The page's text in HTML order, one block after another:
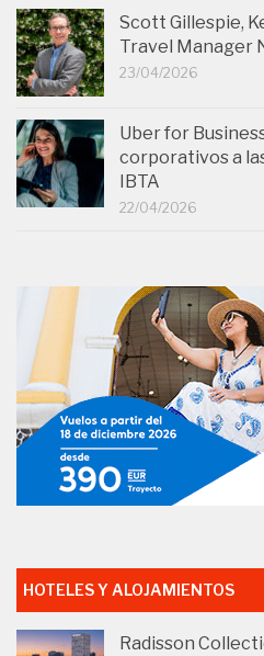
Scott Gillespie,
Travel Manager
23/04/2026
Uber for
corporativos a
IBTA
22/04/2026
HOTELES Y ALOJAMIENTOS
Radisson